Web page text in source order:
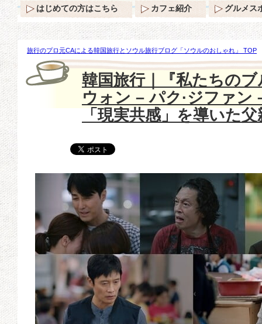
旅行のプロ元CAによる韓国旅行とソウル旅行ブログ「ソウルのおしゃれ」 TOP
『私たちのブルース』【チャ·スンウォン – パク·ジファン – チェ·ヨンジュン】
韓国旅行｜『私たちの
ウォン – パク·ジファン
「現実共感」を導いた
はじめての方はこちら カフェ紹介 グルメス